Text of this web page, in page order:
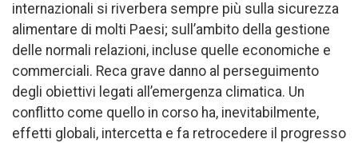
internazionali si riverbera sempre più sulla sicurezza
alimentare di molti Paesi; sull’ambito della gestione
delle normali relazioni, incluse quelle economiche e
commerciali. Reca grave danno al perseguimento
degli obiettivi legati all’emergenza climatica. Un
conflitto come quello in corso ha, inevitabilmente,
effetti globali, intercetta e fa retrocedere il progresso